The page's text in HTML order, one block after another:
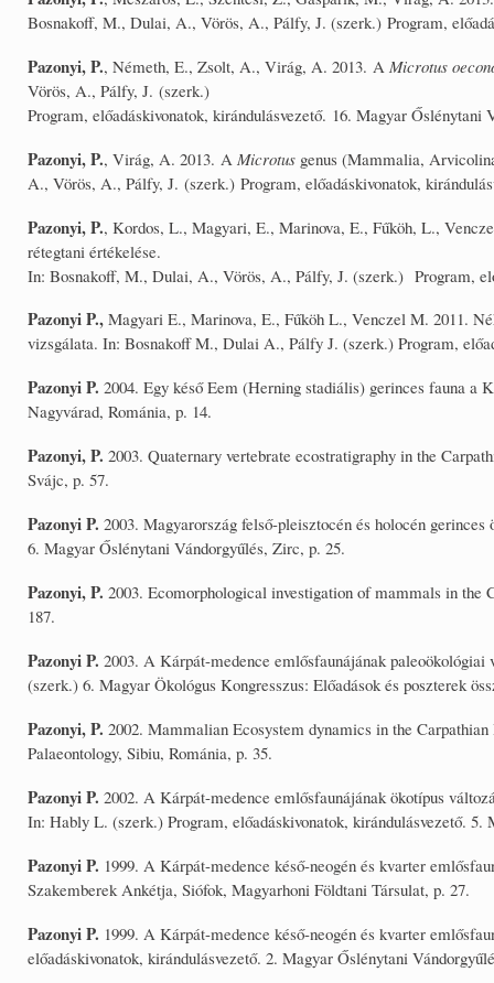
Bosnakoff, M., Dulai, A., Vörös, A., Pálfy, J. (szerk.) Program,
Pazonyi, P., Németh, E., Zsolt, A., Virág, A. 2013. A Microtus
Vörös, A., Pálfy, J. (szerk.)
Program, előadáskivonatok, kirándulásvezető. 16. Magyar Őslénytani
Pazonyi, P., Virág, A. 2013. A Microtus genus (Mammalia,
A., Vörös, A., Pálfy, J. (szerk.) Program, előadáskivonatok,
Pazonyi, P., Kordos, L., Magyari, E., Marinova, E., Fűköh, L.,
rétegtani értékelése.
In: Bosnakoff, M., Dulai, A., Vörös, A., Pálfy, J. (szerk.) Program,
Pazonyi P., Magyari E., Marinova, E., Fűköh L., Venczel M. 2011.
vizsgálata. In: Bosnakoff M., Dulai A., Pálfy J. (szerk.) Program,
Pazonyi P. 2004. Egy késő Eem (Herning stadiális) gerinces fauna
Nagyvárad, Románia, p. 14.
Pazonyi, P. 2003. Quaternary vertebrate ecostratigraphy in the
Svájc, p. 57.
Pazonyi P. 2003. Magyarország felső-pleisztocén és holocén
6. Magyar Őslénytani Vándorgyűlés, Zirc, p. 25.
Pazonyi, P. 2003. Ecomorphological investigation of mammals in the
187.
Pazonyi P. 2003. A Kárpát-medence emlősfaunájának
(szerk.) 6. Magyar Ökológus Kongresszus: Előadások és poszterek
Pazonyi, P. 2002. Mammalian Ecosystem dynamics in the
Palaeontology, Sibiu, Románia, p. 35.
Pazonyi P. 2002. A Kárpát-medence emlősfaunájának ökotípus
In: Hably L. (szerk.) Program, előadáskivonatok, kirándulásvezető. 5.
Pazonyi P. 1999. A Kárpát-medence késő-neogén és kvarter
Szakemberek Ankétja, Siófok, Magyarhoni Földtani Társulat, p. 27.
Pazonyi P. 1999. A Kárpát-medence késő-neogén és kvarter
előadáskivonatok, kirándulásvezető. 2. Magyar Őslénytani